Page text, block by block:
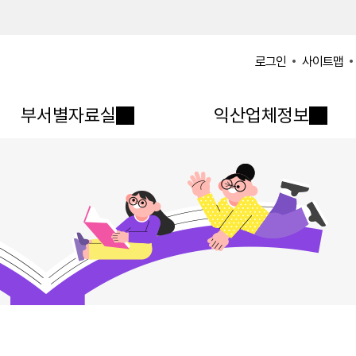
로그인 사이트맵
부서별자료실 익산업체정보